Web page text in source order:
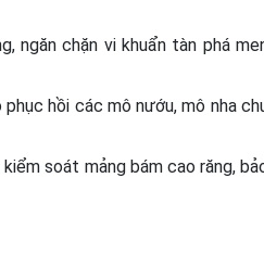
ngăn chặn vi khuẩn tàn phá
hồi các mô nướu, mô nha
soát mảng bám cao răng,